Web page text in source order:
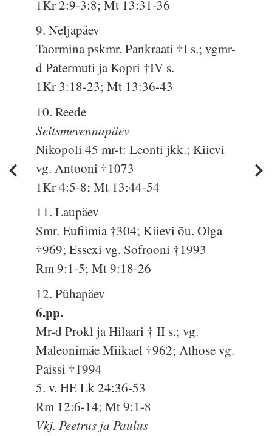
1Kr 2:9-3:8; Mt 13:31-36
9. Neljapäev
Taormina pskmr. Pankraati †I s.; vgmr-
d Patermuti ja Kopri †IV s.
1Kr 3:18-23; Mt 13:36-43
10. Reede
Seitsmevennapäev
Nikopoli 45 mr-t: Leonti jkk.; Kiievi
vg. Antooni †1073
1Kr 4:5-8; Mt 13:44-54
11. Laupäev
Smr. Eufiimia †304; Kiievi õu. Olga
†969; Essexi vg. Sofrooni †1993
Rm 9:1-5; Mt 9:18-26
12. Pühapäev
6.pp.
Mr-d Prokl ja Hilaari † II s.; vg.
Maleonimäe Miikael †962; Athose vg.
Paissi †1994
5. v. HE Lk 24:36-53
Rm 12:6-14; Mt 9:1-8
Vkj. Peetrus ja Paulus